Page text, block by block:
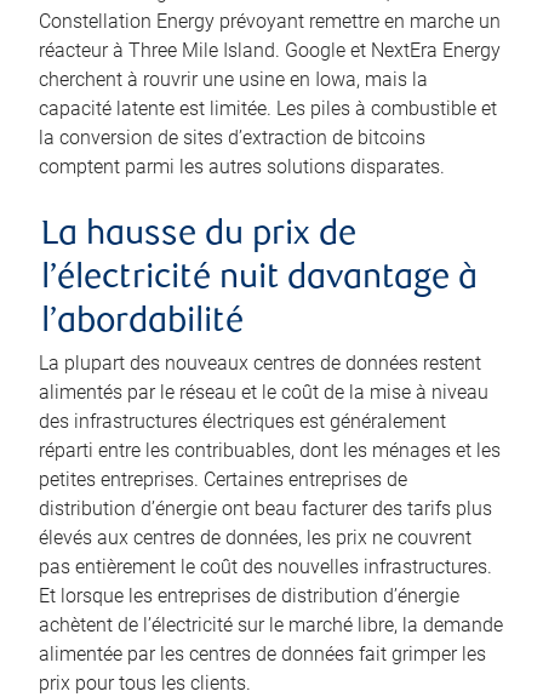
Constellation Energy prévoyant remettre en marche un
réacteur à Three Mile Island. Google et NextEra Energy
cherchent à rouvrir une usine en Iowa, mais la
capacité latente est limitée. Les piles à combustible et
la conversion de sites d’extraction de bitcoins
comptent parmi les autres solutions disparates.
La hausse du prix de
l’électricité nuit davantage à
l’abordabilité
La plupart des nouveaux centres de données restent
alimentés par le réseau et le coût de la mise à niveau
des infrastructures électriques est généralement
réparti entre les contribuables, dont les ménages et les
petites entreprises. Certaines entreprises de
distribution d’énergie ont beau facturer des tarifs plus
élevés aux centres de données, les prix ne couvrent
pas entièrement le coût des nouvelles infrastructures.
Et lorsque les entreprises de distribution d’énergie
achètent de l’électricité sur le marché libre, la demande
alimentée par les centres de données fait grimper les
prix pour tous les clients.